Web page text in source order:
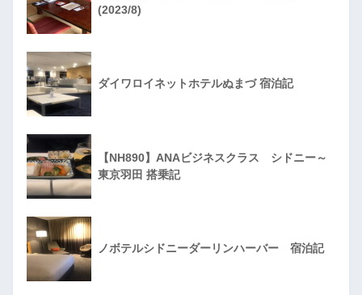
(2023/8)
ダイワロイネットホテルぬまづ 宿泊記
【NH890】ANAビジネスクラス シドニー～
東京羽田 搭乗記
ノボテルシドニーダーリンハーバー 宿泊記